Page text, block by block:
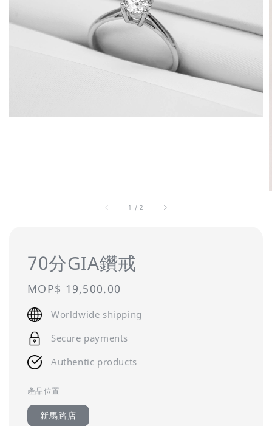
1 /2
70分GIA鑽戒
Regular
price
MOP$ 19,500.00
Worldwide shipping
Secure payments
Authentic products
產品位置
新馬路店